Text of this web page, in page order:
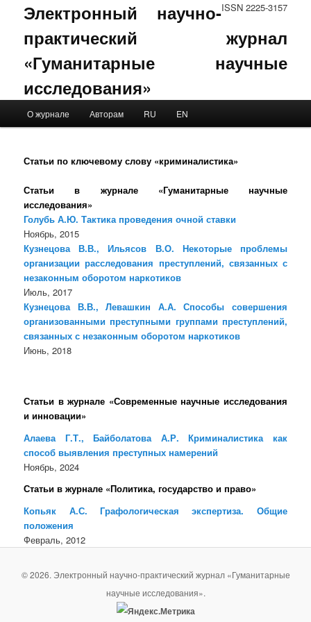
ISSN 2225-3157
Электронный научно-
практический журнал
«Гуманитарные научные
исследования»
Skip to primary content
Skip to secondary content
О журнале Авторам RU EN
Статьи по ключевому слову «криминалистика»
Статьи в журнале «Гуманитарные научные
исследования»
Голубь А.Ю. Тактика проведения очной ставки
Ноябрь, 2015
Кузнецова В.В., Ильясов В.О. Некоторые проблемы
организации расследования преступлений, связанных с
незаконным оборотом наркотиков
Июль, 2017
Кузнецова В.В., Левашкин А.А. Способы совершения
организованными преступными группами преступлений,
связанных с незаконным оборотом наркотиков
Июнь, 2018
Статьи в журнале «Современные научные исследования
и инновации»
Алаева Г.Т., Байболатова А.Р. Криминалистика как
способ выявления преступных намерений
Ноябрь, 2024
Статьи в журнале «Политика, государство и право»
Копьяк А.С. Графологическая экспертиза. Общие
положения
Февраль, 2012
© 2026. Электронный научно-практический журнал «Гуманитарные
научные исследования».